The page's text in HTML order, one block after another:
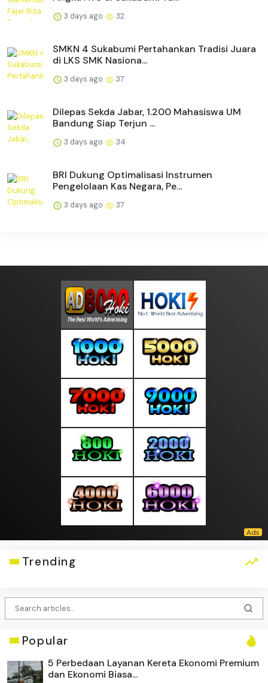
3 days ago 32
SMKN 4 Sukabumi Pertahankan Tradisi Juara
di LKS SMK Nasiona...
3 days ago 37
Dilepas Sekda Jabar, 1.200 Mahasiswa UM
Bandung Siap Terjun ...
3 days ago 34
BRI Dukung Optimalisasi Instrumen
Pengelolaan Kas Negara, Pe...
3 days ago 37
Trending
Popular
5 Perbedaan Layanan Kereta Ekonomi Premium
dan Ekonomi Biasa...